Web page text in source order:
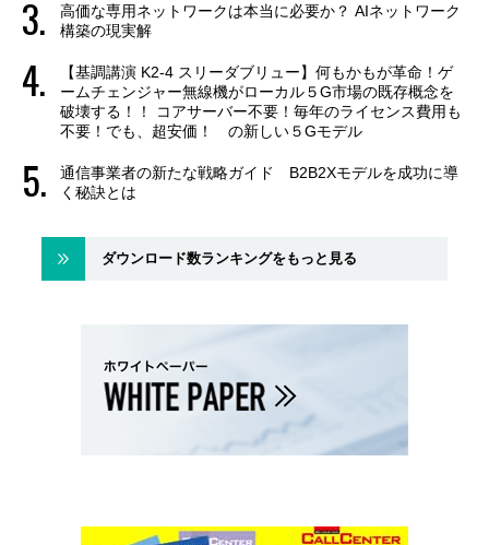
高価な専用ネットワークは本当に必要か？ AIネットワーク
構築の現実解
【基調講演 K2-4 スリーダブリュー】何もかもが革命！ゲ
ームチェンジャー無線機がローカル５G市場の既存概念を
破壊する！！ コアサーバー不要！毎年のライセンス費用も
不要！でも、超安価！ の新しい５Gモデル
通信事業者の新たな戦略ガイド B2B2Xモデルを成功に導
く秘訣とは
ダウンロード数ランキングをもっと見る